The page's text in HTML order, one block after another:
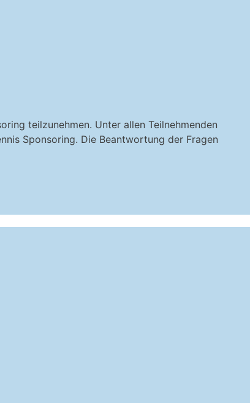
teilzunehmen. Unter allen Teilnehmenden
Sponsoring. Die Beantwortung der Fragen